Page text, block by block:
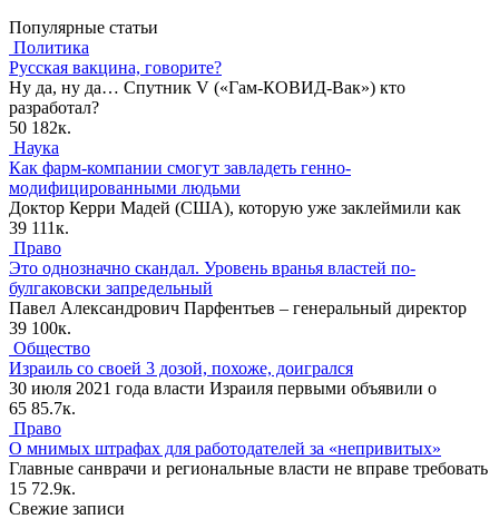
Популярные статьи
Политика
Русская вакцина, говорите?
Ну да, ну да… Спутник V («Гам-КОВИД-Вак») кто
разработал?
50 182к.
Наука
Как фарм-компании смогут завладеть генно-
модифицированными людьми
Доктор Керри Мадей (США), которую уже заклеймили как
39 111к.
Право
Это однозначно скандал. Уровень вранья властей по-
булгаковски запредельный
Павел Александрович Парфентьев – генеральный директор
39 100к.
Общество
Израиль со своей 3 дозой, похоже, доигрался
30 июля 2021 года власти Израиля первыми объявили о
65 85.7к.
Право
О мнимых штрафах для работодателей за «непривитых»
Главные санврачи и региональные власти не вправе требовать
15 72.9к.
Свежие записи